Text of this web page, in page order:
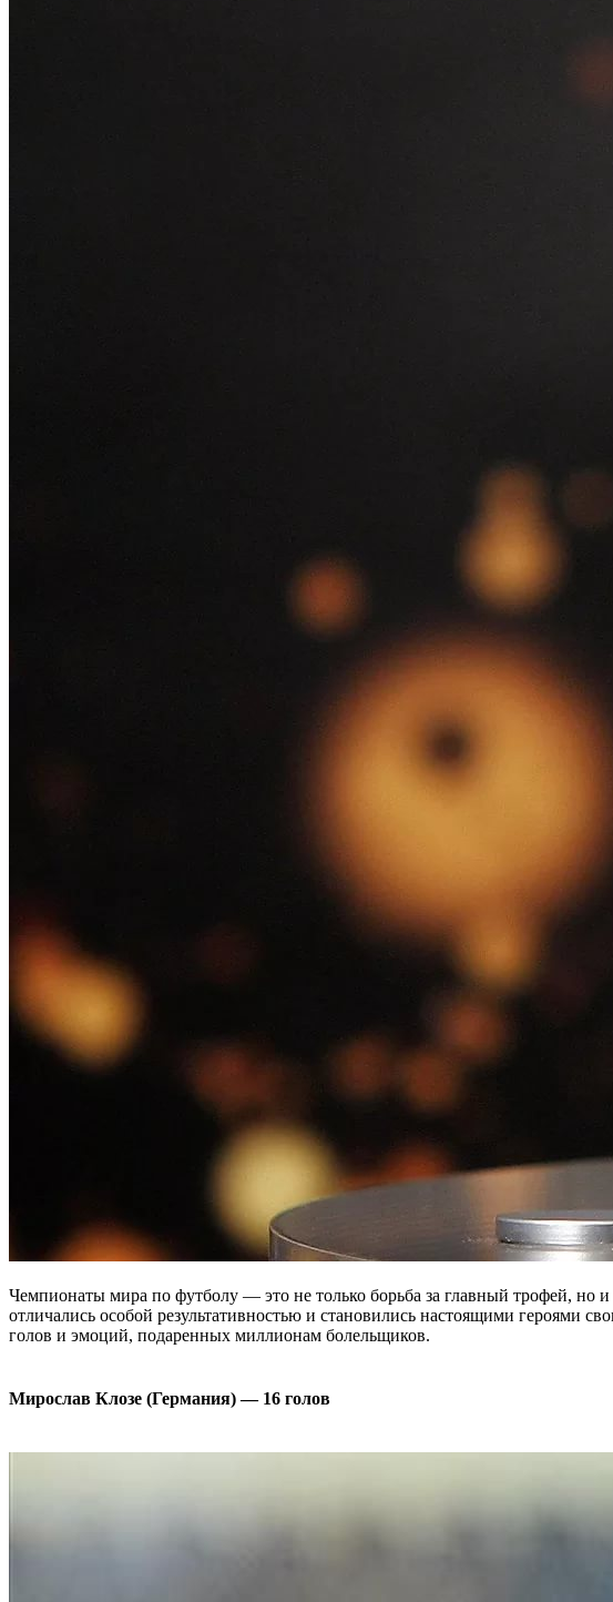
Чемпионаты мира по футболу — это не только борьба за главный трофей, но
отличались особой результативностью и становились настоящими героями
голов и эмоций, подаренных миллионам болельщиков.
Мирослав Клозе (Германия) — 16 голов